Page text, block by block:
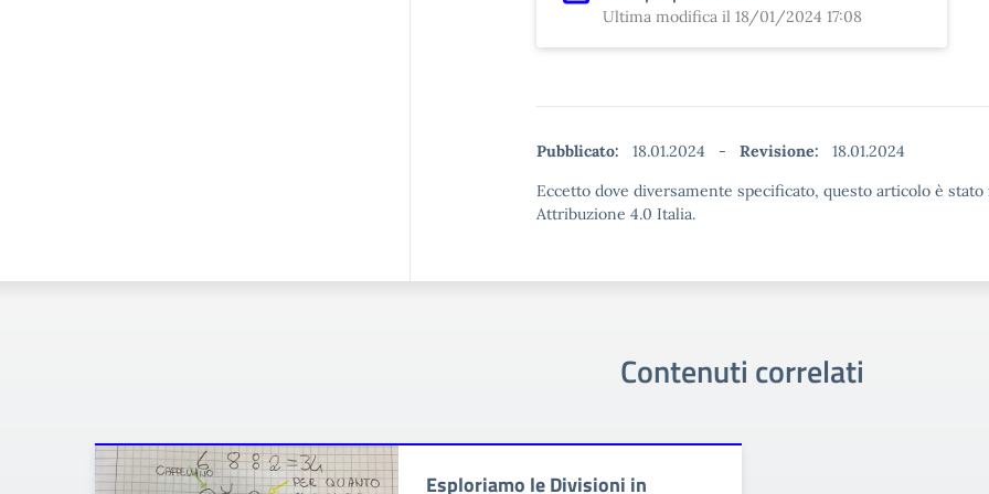
Ultima modifica il 18/01/2024 17:08
Pubblicato: 18.01.2024 - Revisione:
18.01.2024
Eccetto dove diversamente specificato, questo articolo è
Attribuzione 4.0 Italia.
Contenuti correlati
Esploriamo le Divisioni in